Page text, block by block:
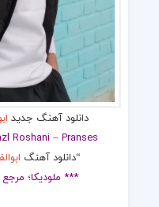
دانلود آهنگ جدید
Roshani–Pranses
“دانلود آهنگ
*** ملودیکا؛